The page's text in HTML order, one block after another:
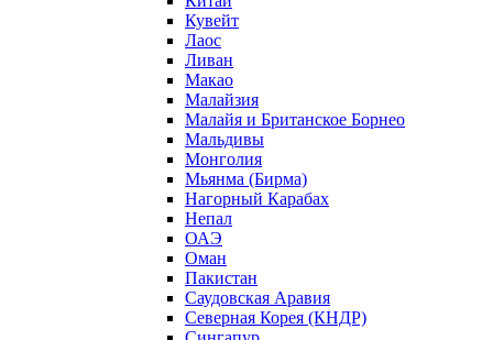
Кувейт
Лаос
Ливан
Макао
Малайзия
Малайя и Британское Борнео
Мальдивы
Монголия
Мьянма (Бирма)
Нагорный Карабах
Непал
ОАЭ
Оман
Пакистан
Саудовская Аравия
Северная Корея (КНДР)